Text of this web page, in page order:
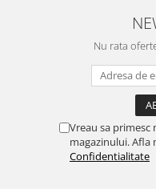
Nu rata
Vreau sa
magazinului. Afla
Confidentialitate